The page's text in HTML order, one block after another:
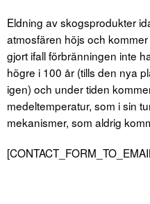
Eldning av skogsprodukter
atmosfären höjs och
gjort ifall förbränningen inte
högre i 100 år (tills den nya
igen) och under tiden
medeltemperatur, som i sin
mekanismer, som aldrig